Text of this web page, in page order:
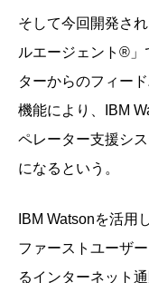
そして今回開発さ
ルエージェント®」
ターからのフィー
機能により、IBM
ペレーター支援シ
になるという。
IBM Watsonを活用
ファーストユーザ
るインターネット